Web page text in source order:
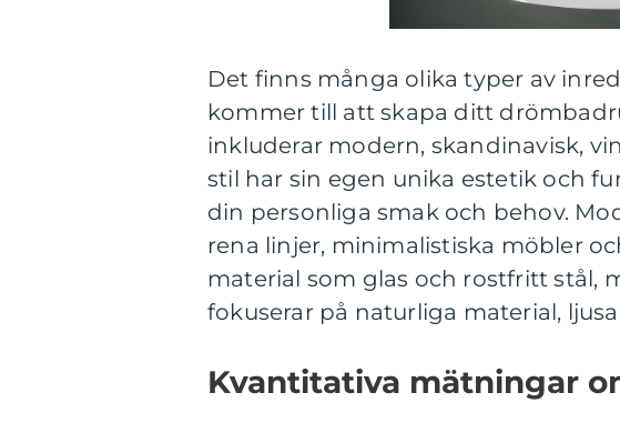
Det finns många olika typer av
kommer till att skapa ditt
inkluderar modern, skandinavisk,
stil har sin egen unika estetik och
din personliga smak och behov.
rena linjer, minimalistiska möbler
material som glas och rostfritt stål,
fokuserar på naturliga material,
Kvantitativa mätningar